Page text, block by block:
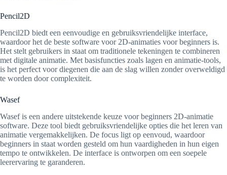
Pencil2D
Pencil2D biedt een eenvoudige en gebruiksvriendelijke interface,
waardoor het de beste software voor 2D-animaties voor beginners is.
Het stelt gebruikers in staat om traditionele tekeningen te combineren
met digitale animatie. Met basisfuncties zoals lagen en animatie-tools,
is het perfect voor diegenen die aan de slag willen zonder overweldigd
te worden door complexiteit.
Wasef
Wasef is een andere uitstekende keuze voor beginners 2D-animatie
software. Deze tool biedt gebruiksvriendelijke opties die het leren van
animatie vergemakkelijken. De focus ligt op eenvoud, waardoor
beginners in staat worden gesteld om hun vaardigheden in hun eigen
tempo te ontwikkelen. De interface is ontworpen om een soepele
leerervaring te garanderen.